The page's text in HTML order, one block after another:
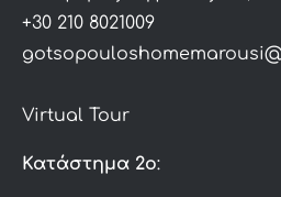
+30 210 8021009
Virtual Tour
Κατάστημα 2ο: